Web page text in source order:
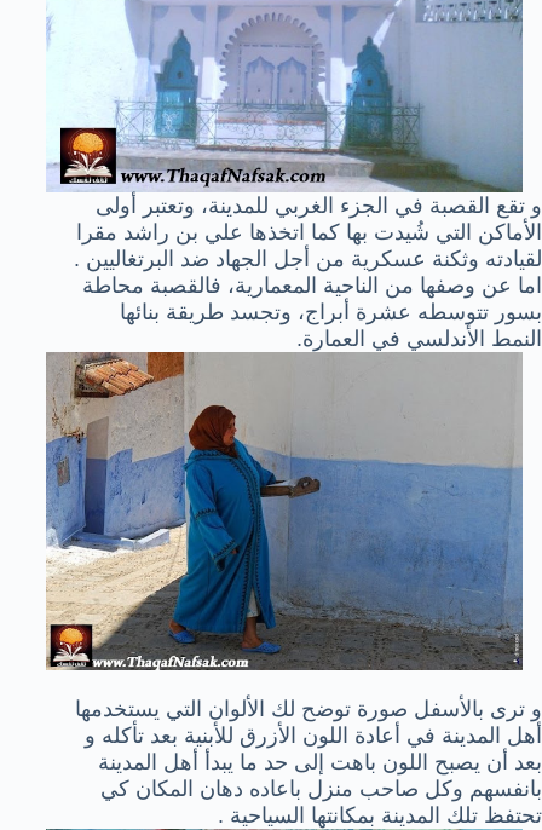
و تقع القصبة في الجزء الغربي للمدينة، وتعتبر أولى
الأماكن التي شُيدت بها كما اتخذها علي بن راشد مقرا
لقيادته وثكنة عسكرية من أجل الجهاد ضد البرتغاليين .
اما عن وصفها من الناحية المعمارية، فالقصبة محاطة
بسور تتوسطه عشرة أبراج، وتجسد طريقة بنائها
النمط الأندلسي في العمارة.
و ترى بالأسفل صورة توضح لك الألوان التي يستخدمها
أهل المدينة في أعادة اللون الأزرق للأبنية بعد تأكله و
بعد أن يصبح اللون باهت إلى حد ما يبدأ أهل المدينة
بانفسهم وكل صاحب منزل باعاده دهان المكان كي
تحتفظ تلك المدينة بمكانتها السياحية .